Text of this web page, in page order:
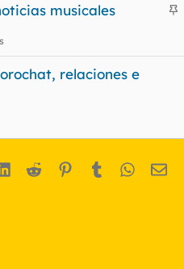
l
musicales
relaciones e
LinkedIn
Reddit Pinterest
Tumblr